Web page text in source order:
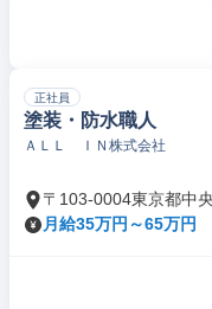
正社員
塗装・防水職人
ＡＬＬ ＩＮ株式会社
〒103-0004東京都中
月給35万円～65万円